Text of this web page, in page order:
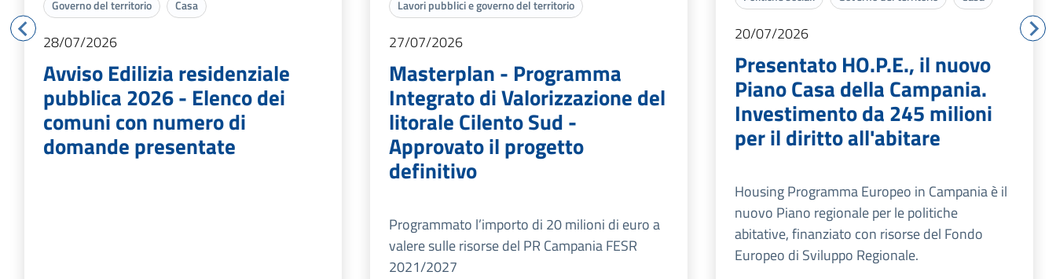
Governo del territorio Casa
28/07/2026
Avviso Edilizia residenziale
pubblica 2026 - Elenco dei
comuni con numero di
domande presentate
Lavori pubblici e governo del territorio
27/07/2026
Masterplan - Programma
Integrato di Valorizzazione del
litorale Cilento Sud -
Approvato il progetto
definitivo
Programmato l’importo di 20 milioni di euro a
valere sulle risorse del PR Campania FESR
2021/2027
20/07/2026
Presentato HO.P.E., il nuovo
Piano Casa della Campania.
Investimento da 245 milioni
per il diritto all'abitare
Housing Programma Europeo in Campania è il
nuovo Piano regionale per le politiche
abitative, finanziato con risorse del Fondo
Europeo di Sviluppo Regionale.